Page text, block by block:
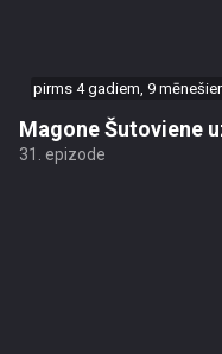
pirms 4 gadiem, 9
Magone Šutoviene
31. epizode